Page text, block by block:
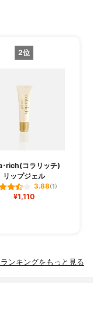
2位
rich(コラリッチ)
リップジェル
3.88(1)
¥1,110
ンキングをもっと見る